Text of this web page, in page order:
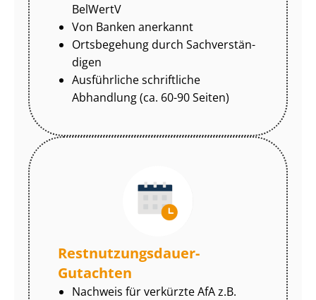
BelWertV
Von Banken anerkannt
Ortsbegehung durch Sach­ver­stän­
di­gen
Ausführliche schriftliche
Abhandlung (ca. 60-90 Seiten)
Rest­nut­zungs­dau­er-
Gutachten
Nachweis für verkürzte AfA z.B.